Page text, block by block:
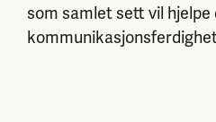
som samlet sett vil hjelpe